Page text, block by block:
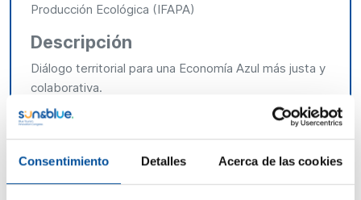
Consentimiento Detalles Acerca de las cookies
Producción Ecológica (IFAPA)
Descripción
Diálogo territorial para una Economía Azul más justa y
colaborativa.
La coexistencia entre la acuicultura y el turismo en
entornos costeros es uno de los grandes retos —y
oportunidades— para avanzar hacia un modelo de